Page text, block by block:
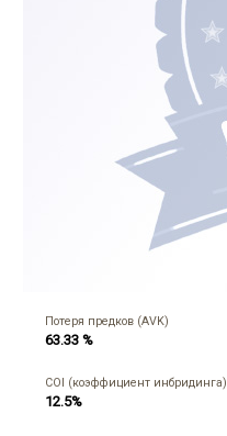
Потеря предков (AVK)
63.33 %
COI (коэффициент инбридинга)
12.5%